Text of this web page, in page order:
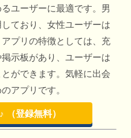
ユーザーに最適です。男
ており、女性ユーザーは
プリの特徴としては、充
示板があり、ユーザーは
ができます。気軽に出会
アプリです。
（登録無料）